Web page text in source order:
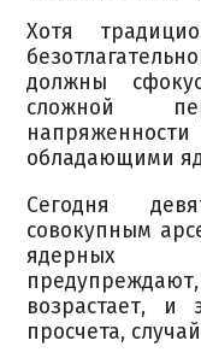
Хотя
должны
сложной
обладающими
Сегодня
совокупным
ядерных
возрастает, и
просчета,